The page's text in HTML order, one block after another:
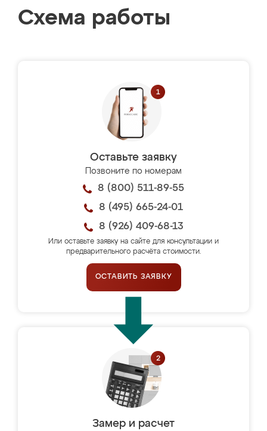
Схема работы
Оставьте заявку
Позвоните по номерам
8 (800) 511-89-55
8 (495) 665-24-01
8 (926) 409-68-13
Или оставьте заявку на сайте для консультации и
предварительного расчёта стоимости.
ОСТАВИТЬ ЗАЯВКУ
Замер и расчет